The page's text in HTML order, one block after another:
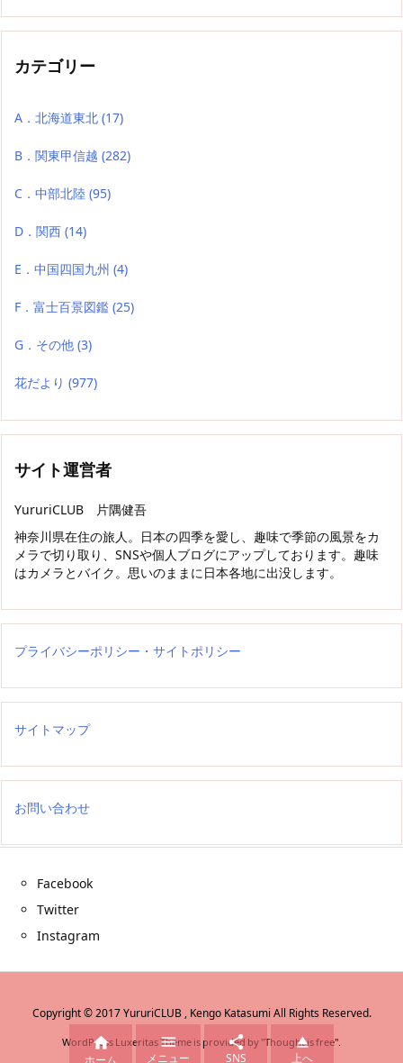
カテゴリー
A．北海道東北 (17)
B．関東甲信越 (282)
C．中部北陸 (95)
D．関西 (14)
E．中国四国九州 (4)
F．富士百景図鑑 (25)
G．その他 (3)
花だより (977)
サイト運営者
YururiCLUB 片隅健吾
神奈川県在住の旅人。日本の四季を愛し、趣味で季節の風景をカ
メラで切り取り、SNSや個人ブログにアップしております。趣味
はカメラとバイク。思いのままに日本各地に出没します。
プライバシーポリシー・サイトポリシー
サイトマップ
お問い合わせ
Facebook
Twitter
Instagram
Copyright ©2017 YururiCLUB , Kengo Katasumi All Rights Reserved.
WordPress Luxeritas Theme is provided by "Thought is free".

ホーム

メニュー

SNS

上へ